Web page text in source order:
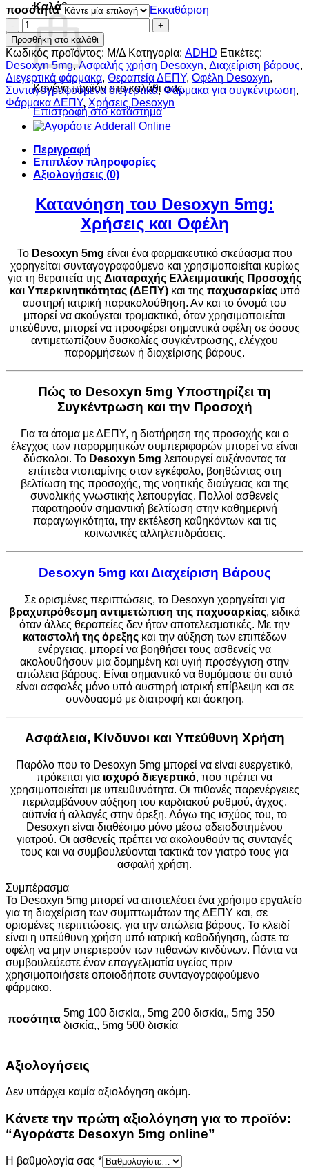
Καλάθι
Κανένα προϊόν στο καλάθι σας.
Επιστροφή στο κατάστημα
ποσότητα
Εκκαθάριση
Αγοράστε
Desoxyn
5mg
online
ποσότητα
Προσθήκη στο καλάθι
Κωδικός προϊόντος: Μ/Δ Κατηγορία: ADHD Ετικέτες:
Desoxyn 5mg,Ασφαλής χρήση Desoxyn, Διαχείριση βάρους,
Διεγερτικά φάρμακα, Θεραπεία ΔΕΠΥ, Οφέλη Desoxyn,
Συνταγογραφούμενα διεγερτικά, Φάρμακα για συγκέντρωση,
Φάρμακα ΔΕΠΥ, Χρήσεις Desoxyn
Περιγραφή
Επιπλέον πληροφορίες
Αξιολογήσεις (0)
Κατανόηση του Desoxyn 5mg:
Χρήσεις και Οφέλη
Το Desoxyn 5mg είναι ένα φαρμακευτικό σκεύασμα που
χορηγείται συνταγογραφούμενο και χρησιμοποιείται κυρίως
για τη θεραπεία της Διαταραχής Ελλειμματικής Προσοχής
και Υπερκινητικότητας (ΔΕΠΥ)και της παχυσαρκίαςυπό
αυστηρή ιατρική παρακολούθηση. Αν και το όνομά του
μπορεί να ακούγεται τρομακτικό, όταν χρησιμοποιείται
υπεύθυνα, μπορεί να προσφέρει σημαντικά οφέλη σε όσους
αντιμετωπίζουν δυσκολίες συγκέντρωσης, ελέγχου
παρορμήσεων ή διαχείρισης βάρους.
Πώς το Desoxyn 5mg Υποστηρίζει τη
Συγκέντρωση και την Προσοχή
Για τα άτομα με ΔΕΠΥ, η διατήρηση της προσοχής και ο
έλεγχος των παρορμητικών συμπεριφορών μπορεί να είναι
δύσκολοι. Το Desoxyn 5mg λειτουργεί αυξάνοντας τα
επίπεδα ντοπαμίνης στον εγκέφαλο, βοηθώντας στη
βελτίωση της προσοχής, της νοητικής διαύγειας και της
συνολικής γνωστικής λειτουργίας. Πολλοί ασθενείς
παρατηρούν σημαντική βελτίωση στην καθημερινή
παραγωγικότητα, την εκτέλεση καθηκόντων και τις
κοινωνικές αλληλεπιδράσεις.
Desoxyn 5mg και Διαχείριση Βάρους
Σε ορισμένες περιπτώσεις, το Desoxyn χορηγείται για
βραχυπρόθεσμη αντιμετώπιση της παχυσαρκίας, ειδικά
όταν άλλες θεραπείες δεν ήταν αποτελεσματικές. Με την
καταστολή της όρεξης και την αύξηση των επιπέδων
ενέργειας, μπορεί να βοηθήσει τους ασθενείς να
ακολουθήσουν μια δομημένη και υγιή προσέγγιση στην
απώλεια βάρους. Είναι σημαντικό να θυμόμαστε ότι αυτό
είναι ασφαλές μόνο υπό αυστηρή ιατρική επίβλεψη και σε
συνδυασμό με διατροφή και άσκηση.
Ασφάλεια, Κίνδυνοι και Υπεύθυνη Χρήση
Παρόλο που το Desoxyn 5mg μπορεί να είναι ευεργετικό,
πρόκειται για ισχυρό διεγερτικό, που πρέπει να
χρησιμοποιείται με υπευθυνότητα. Οι πιθανές παρενέργειες
περιλαμβάνουν αύξηση του καρδιακού ρυθμού, άγχος,
αϋπνία ή αλλαγές στην όρεξη. Λόγω της ισχύος του, το
Desoxyn είναι διαθέσιμο μόνο μέσω αδειοδοτημένου
γιατρού. Οι ασθενείς πρέπει να ακολουθούν τις συνταγές
τους και να συμβουλεύονται τακτικά τον γιατρό τους για
ασφαλή χρήση.
Συμπέρασμα
Το Desoxyn 5mg μπορεί να αποτελέσει ένα χρήσιμο εργαλείο
για τη διαχείριση των συμπτωμάτων της ΔΕΠΥ και, σε
ορισμένες περιπτώσεις, για την απώλεια βάρους. Το κλειδί
είναι η υπεύθυνη χρήση υπό ιατρική καθοδήγηση, ώστε τα
οφέλη να μην υπερτερούν των πιθανών κινδύνων. Πάντα να
συμβουλεύεστε έναν επαγγελματία υγείας πριν
χρησιμοποιήσετε οποιοδήποτε συνταγογραφούμενο
φάρμακο.
ποσότητα
5mg 100 δισκία,, 5mg 200 δισκία,, 5mg 350
δισκία,, 5mg 500 δισκία
Αξιολογήσεις
Δεν υπάρχει καμία αξιολόγηση ακόμη.
Κάνετε την πρώτη αξιολόγηση για το προϊόν:
“Αγοράστε Desoxyn 5mg online”
Η βαθμολογία σας *